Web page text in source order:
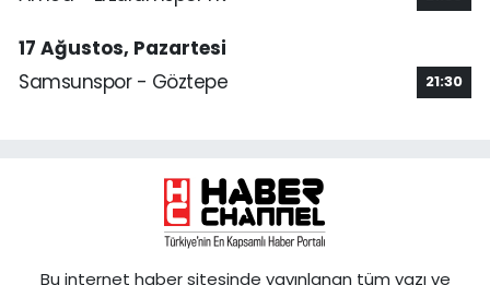
17 Ağustos, Pazartesi
Samsunspor - Göztepe
21:30
Bu internet haber sitesinde yayınlanan tüm yazı ve